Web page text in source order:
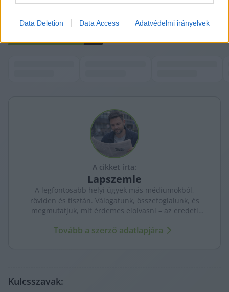
Data Deletion Data Access Adatvédelmi irányelvek
A teljes cikk ITT OLVASHATÓ
A cikket írta:
Lapszemle
A legfontosabb helyi ügyek más médiumokból,
röviden és tisztán. Válogatunk, összefoglalunk, és
megmutatjuk, mit érdemes elolvasni – az eredeti
Tovább a szerző adatlapjára
Kulcsszavak: